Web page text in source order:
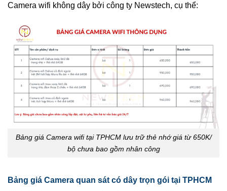
Camera wifi không dây bởi công ty Newstech, cụ thể:
Bảng giá Camera wifi tại TPHCM lưu trữ thẻ nhớ giá từ 650K/
bộ chưa bao gồm nhân công
Bảng giá Camera quan sát có dây trọn gói tại TPHCM